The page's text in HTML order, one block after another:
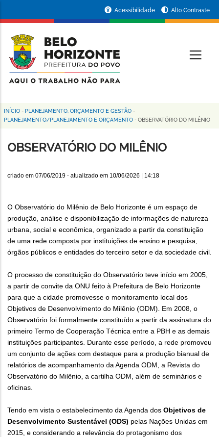
conteúdo
principal
da
Prefeitura
de
Horizonte
Acessibilidade Alto Contraste
Trilha
navegação
INÍCIO - PLANEJAMENTO, ORÇAMENTO E GESTÃO -
PLANEJAMENTO/PLANEJAMENTO E ORÇAMENTO - OBSERVATÓRIO DO MILÊNIO
OBSERVATÓRIO DO MILÊNIO
criado em 07/06/2019 - atualizado em 10/06/2026 | 14:18
O Observatório do Milênio de Belo Horizonte é um espaço de
produção, análise e disponibilização de informações de natureza
urbana, social e econômica, organizado a partir da constituição
de uma rede composta por instituições de ensino e pesquisa,
órgãos públicos e entidades do terceiro setor e da sociedade civil.
O processo de constituição do Observatório teve início em 2005,
a partir de convite da ONU feito à Prefeitura de Belo Horizonte
para que a cidade promovesse o monitoramento local dos
Objetivos de Desenvolvimento do Milênio (ODM). Em 2008, o
Observatório foi formalmente constituído a partir da assinatura do
primeiro Termo de Cooperação Técnica entre a PBH e as demais
instituições participantes. Durante esse período, a rede promoveu
um conjunto de ações com destaque para a produção bianual de
relatórios de acompanhamento da Agenda ODM, a Revista do
Observatório do Milênio, a cartilha ODM, além de seminários e
oficinas.
Tendo em vista o estabelecimento da Agenda dos Objetivos de
Desenvolvimento Sustentável (ODS) pelas Nações Unidas em
2015, e considerando a relevância do protagonismo dos